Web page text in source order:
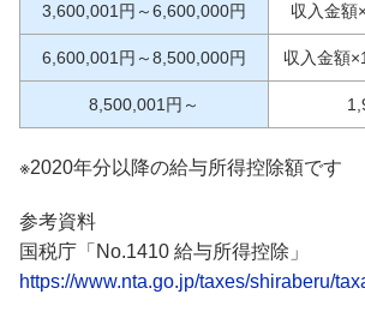
3,600,001円～6,600,000円 収入金額
6,600,001円～8,500,000円 収入金額
8,500,001円～
※2020年分以降の給与所得控除額です
参考資料
国税庁「No.1410 給与所得控除」
https://www.nta.go.jp/taxes/shiraberu/